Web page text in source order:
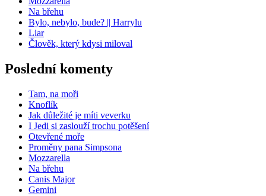
Na břehu
Bylo, nebylo, bude? || Harrylu
Liar
Člověk, který kdysi miloval
Poslední komenty
Tam, na moři
Knoflík
Jak důležité je míti veverku
I Jedi si zaslouží trochu potěšení
Otevřené moře
Proměny pana Simpsona
Mozzarella
Na břehu
Canis Major
Gemini